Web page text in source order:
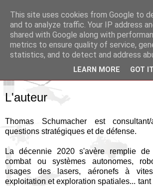
Pax Aquitania
Blog d'actualité et d'analyse stratégique
L'auteur
Thomas Schumacher est
questions stratégiques et de défense.
La décennie 2020 s'avère remplie
combat ou systèmes autonomes,
usages des lasers, aéronefs à
exploitation et exploration spatiales...
This site uses cookies from Google to
and to analyze traffic. Your IP address
shared with Google along with
metrics to ensure quality of service,
statistics, and to detect and address
LEARN MORE GOT IT